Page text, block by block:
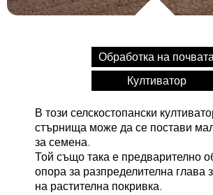
Обработка на
Култиватор
В този селскостопански
стърнища може да се постави
за семена.
Той също така е предварително
опора за разпределителна глава
на растителна покривка.